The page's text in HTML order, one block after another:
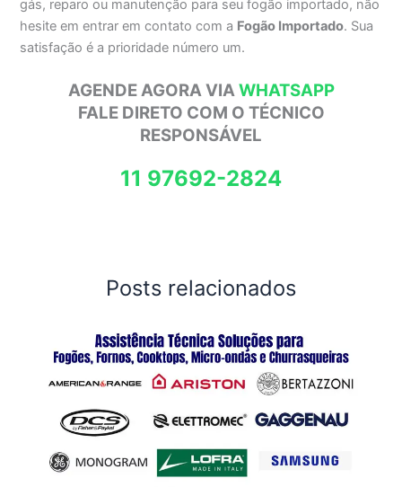
gás, reparo ou manutenção para seu fogão importado, não
hesite em entrar em contato com a Fogão Importado. Sua
satisfação é a prioridade número um.
AGENDE AGORA VIAWHATSAPP
FALE DIRETO COM O TÉCNICO
RESPONSÁVEL
11 97692-2824
Posts relacionados